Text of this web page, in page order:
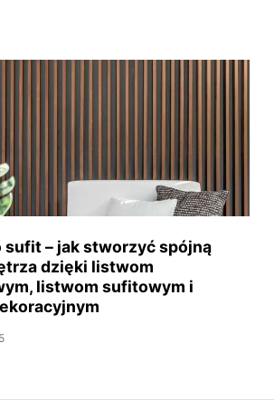
sufit – jak stworzyć spójną
dzięki listwom
listwom sufitowym i